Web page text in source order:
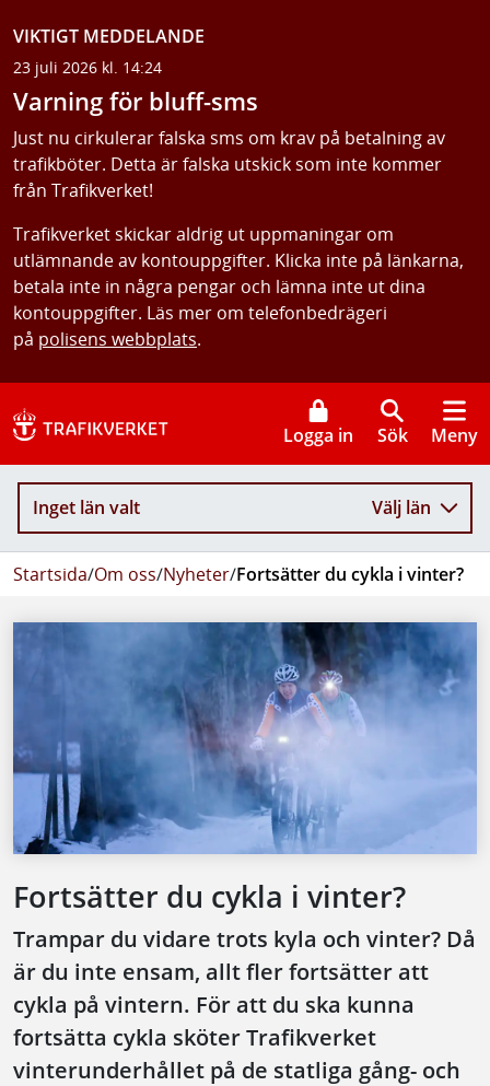
VIKTIGT MEDDELANDE
23 juli 2026 kl. 14:24
Varning för bluff-sms
Just nu cirkulerar falska sms om krav på betalning av
trafikböter. Detta är falska utskick som inte kommer
från Trafikverket!
Trafikverket skickar aldrig ut uppmaningar om
utlämnande av kontouppgifter. Klicka inte på länkarna,
betala inte in några pengar och lämna inte ut dina
kontouppgifter. Läs mer om telefonbedrägeri
på polisens webbplats.
Logga in Sök Meny
Inget län valt Välj län
Startsida/Om oss/Nyheter/Fortsätter du cykla i vinter?
Fortsätter du cykla i vinter?
Trampar du vidare trots kyla och vinter? Då
är du inte ensam, allt fler fortsätter att
cykla på vintern. För att du ska kunna
fortsätta cykla sköter Trafikverket
vinterunderhållet på de statliga gång- och